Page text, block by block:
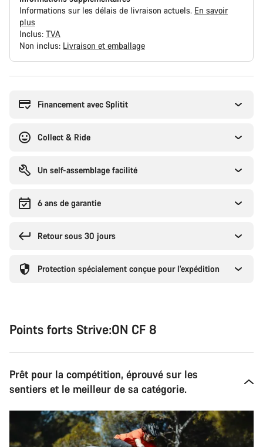
Informations sur les délais de livraison actuels. En savoir
plus
Inclus: TVA
Non inclus: Livraison et emballage
Financement avec Splitit
Collect & Ride
Un self-assemblage facilité
6 ans de garantie
Retour sous 30 jours
Protection spécialement conçue pour l’expédition
Points forts Strive:ON CF 8
Prêt pour la compétition, éprouvé sur les
sentiers et le meilleur de sa catégorie.